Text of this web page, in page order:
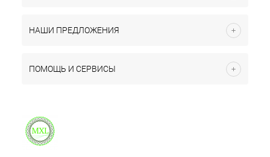
НАШИ ПРЕДЛОЖЕНИЯ
ПОМОЩЬ И СЕРВИСЫ